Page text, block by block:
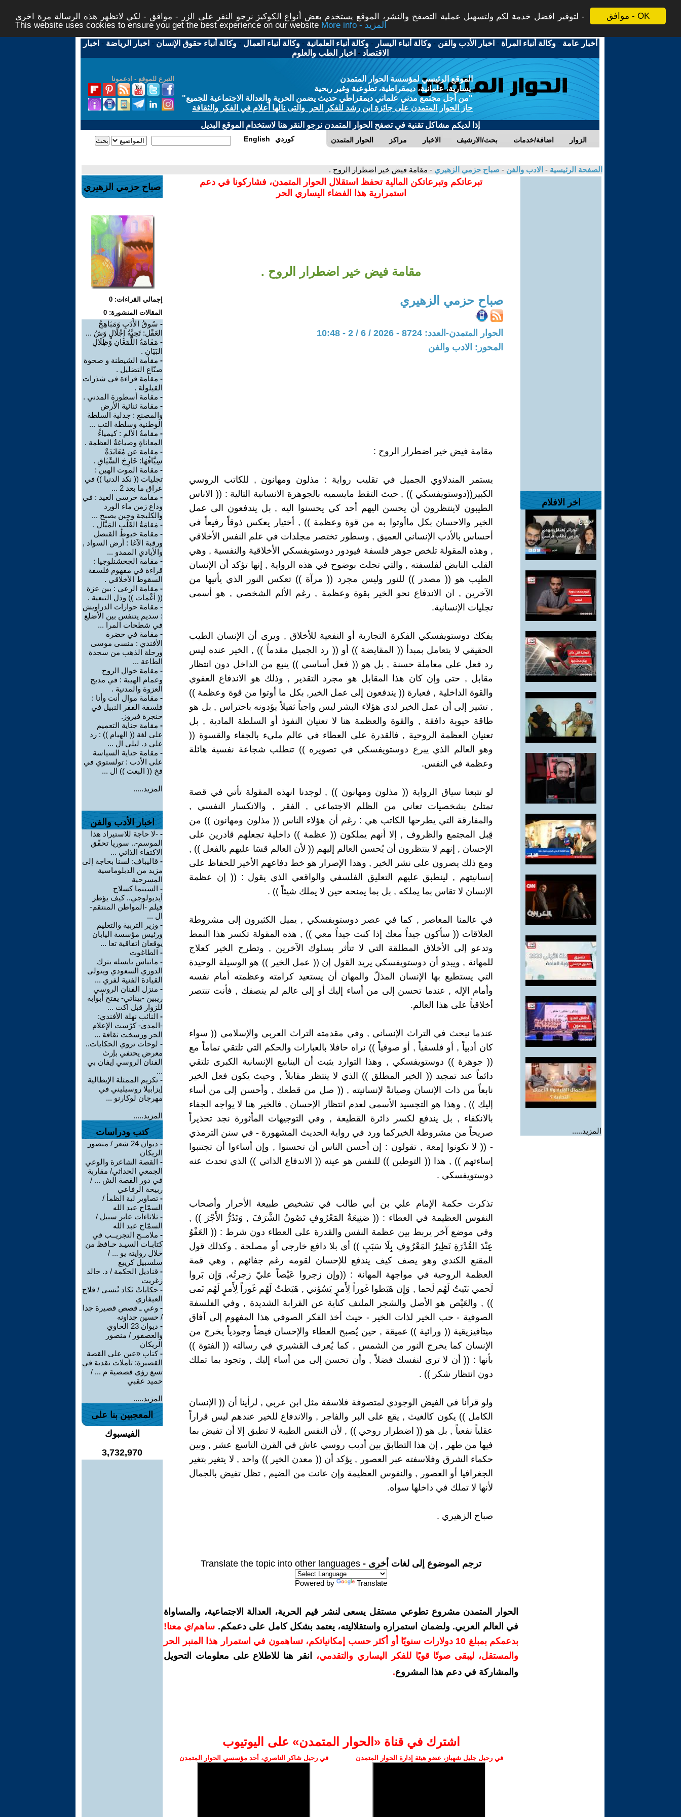
موافق - OK
لتوفير افضل خدمة لكم ولتسهيل عملية التصفح والنشر، الموقع يستخدم بعض أنواع الكوكيز نرجو النقر على الزر - موافق - لكي لاتظهر هذه الرسالة مرة اخرى -
This website uses cookies to ensure you get the best experience on our website
More info - المزيد
أخبار عامة -وكالة أنباء المرأة - اخبار الأدب والفن -وكالة أنباء اليسار -وكالة أنباء العلمانية -وكالة أنباء العمال -وكالة أنباء حقوق الإنسان - اخبار الرياضة - اخبار
الاقتصاد - اخبار الطب والعلوم
التبرع للموقع - ادعمونا
الموقع الرئيسي لمؤسسة الحوار المتمدن
يسارية، علمانية، ديمقراطية، تطوعية وغير ربحية
"من أجل مجتمع مدني علماني ديمقراطي حديث يضمن الحرية والعدالة الاجتماعية للجميع"
حاز الحوار المتمدن على جائزة ابن رشد للفكر الحر والتى نالها أعلام في الفكر والثقافة
إذا لديكم مشاكل تقنية في تصفح الحوار المتمدن نرجو النقر هنا لاستخدام الموقع البديل
الحوار المتمدن مراكز الاخبار بحث/الارشيف اضافة/خدمات الزوار English كوردي
الصفحة الرئيسية - الادب والفن - صباح حزمي الزهيري - مقامة فيض خير اضطرار الروح .
اخر الافلام
المزيد.....
تبرعاتكم وتبرعاتكن المالية تحفظ استقلال الحوار المتمدن، فشاركونا في دعم
استمرارية هذا الفضاء اليساري الحر
مقامة فيض خير اضطرار الروح .
صباح حزمي الزهيري
الحوار المتمدن-العدد: 8724 - 2026 / 6 / 2 - 10:48
المحور: الادب والفن
مقامة فيض خير اضطرار الروح :
يستمر المندلاوي الجميل في تقليب رواية : مذلون ومهانون , للكاتب الروسي
الكبير((دوستويفسكي )) , حيث التقط مايسميه بالجوهرة الانسانية التالية : (( الاناس
الطيبون لاينتظرون أن يحسن اليهم أحد كي يحسنوا اليه , بل يندفعون الى عمل
الخير والاحسان بكل ماأوتوا به من قوة وعظمة )) , أختيار يعكس ذوقاً رفيعاً في
أحساس بالأدب الإنساني العميق , وسطور تختصر مجلدات في علم النفس الأخلاقي
, وهذه المقولة تلخص جوهر فلسفة فيودور دوستويفسكي الأخلاقية والنفسية , وهي
القلب النابض لفلسفته , والتي تجلت بوضوح في هذه الرواية , إنها تؤكد أن الإنسان
الطيب هو (( مصدر )) للنور وليس مجرد (( مرآة )) تعكس النور الذي يأتيها من
الآخرين , ان الاندفاع نحو الخير بقوة وعظمة , رغم الألم الشخصي , هو أسمى
تجليات الإنسانية.
يفكك دوستويفسكي الفكرة التجارية أو النفعية للأخلاق , ويرى أن الإنسان الطيب
الحقيقي لا يتعامل بمبدأ (( المقايضة )) أو (( رد الجميل مقدماً )) , الخير عنده ليس
رد فعل على معاملة حسنة , بل هو (( فعل أساسي )) ينبع من الداخل دون انتظار
مقابل , حتى وإن كان هذا المقابل هو مجرد التقدير , وذلك هو الاندفاع العفوي
والقوة الداخلية , فعبارة (( يندفعون إلى عمل الخير, بكل ما أوتوا من قوة وعظمة ))
, تشير إلى أن عمل الخير لدى هؤلاء البشر ليس واجباً ثقيلاً يؤدونه باحتراس , بل هو
طاقة حيوية دافقة , والقوة والعظمة هنا لا تعنيان النفوذ أو السلطة المادية , بل
تعنيان العظمة الروحية , فالقدرة على العطاء في عالم مليء بالجفاء والقسوة ((
وهو العالم الذي يبرع دوستويفسكي في تصويره )) تتطلب شجاعة نفسية هائلة
وعظمة في النفس.
لو تتبعنا سياق الرواية (( مذلون ومهانون )) , لوجدنا انهذه المقولة تأتي في قصة
تمتلئ بشخصيات تعاني من الظلم الاجتماعي , الفقر , والانكسار النفسي ,
والمفارقة التي يطرحها الكاتب هي : رغم أن هؤلاء الناس (( مذلون ومهانون )) من
قِبل المجتمع والظروف , إلا أنهم يملكون (( عظمة )) داخلية تجعلهم قادرين على
الإحسان , إنهم لا ينتظرون أن يُحسن العالم إليهم (( لأن العالم قسَا عليهم بالفعل )) ,
ومع ذلك يصرون على نشر الخير , وهذا الإصرار هو خط دفاعهم الأخير للحفاظ على
إنسانيتهم , لينطبق عليهم التعليق الفلسفي والواقعي الذي يقول : (( إن عظمة
الإنسان لا تقاس بما يملكه , بل بما يمنحه حين لا يملك شيئاً )) .
في عالمنا المعاصر , كما في عصر دوستويفسكي , يميل الكثيرون إلى مشروطة
العلاقات (( سأكون جيداً معك إذا كنت جيداً معي )) , هذه المقولة تكسر هذا النمط
وتدعو إلى الأخلاق المطلقة التي لا تتأثر بسلوك الآخرين , وتطرح الخير كعلاج
للمهانة , ويبدو أن دوستويفسكي يريد القول إن (( عمل الخير )) هو الوسيلة الوحيدة
التي يستطيع بها الإنسان المذلّ والمهان أن يستعيد كرامته وعظمته أمام نفسه
وأمام الإله , عندما تحسن إلى من أساء إليك أو إلى عالم لم ينصفك , فأنت تنتصر
أخلاقياً على هذا العالم.
عندما نبحث في التراث الإنساني , وفي مقدمته التراث العربي والإسلامي (( سواء
كان أدبياً , أو فلسفياً , أو صوفياً )) نراه حافلا بالعبارات والحكم التي تلتقي تماماً مع
(( جوهرة )) دوستويفسكي , وهذا التوارد يثبت أن الينابيع الإنسانية الكبرى تلتقي
دائماً عند تمجيد (( الخير المطلق )) الذي لا ينتظر مقابلاً , وحيث يكون فعل الخير
نابعاً من ذات الإنسان وصيانةً لإنسانيته , (( صل من قطعك , وأحسن إلى من أساء
إليك )) , وهذا هو التجسيد الأسمى لعدم انتظار الإحسان , فالخير هنا لا يواجه الجفاء
بالانكفاء , بل يندفع لكسر دائرة القطيعة , وفي التوجيهات المأثورة نجد تحذيراً
صريحاً من مشروطة الخيركما ورد في رواية الحديث المشهورة - في سنن الترمذي
- (( لا تكونوا إمعة , تقولون : إن أحسن الناس أن تحسنوا , وإن أساءوا أن تجتنبوا
إساءتهم )) , هذا (( التوطين )) للنفس هو عينه (( الاندفاع الذاتي )) الذي تحدث عنه
دوستويفسكي .
تذكرت حكمة الإمام علي بن أبي طالب في تشخيص طبيعة الأحرار وأصحاب
النفوس العظيمة في العطاء : (( صَنِيعَةُ المَعْرُوفِ تَصُونُ الشَّرَفَ , وَتَدُرُّ الأَجْرَ )) ,
وفي موضع آخر يربط بين عظمة النفس والقدرة على العطاء دون شرط : (( العَفْوُ
عِنْدَ القُدْرَةِ نَظِيرُ المَعْرُوفِ بِلَا سَبَبٍ )) أي بلا دافع خارجي أو مصلحة , وكذلك قول
المقنع الكندي وهو يصف كيف يندفع للإحسان لقومه رغم جفائهم , وهي قمة
العظمة الروحية في مواجهة المهانة : ((وإن زجروا عَيْصاً عليّ زجرتُه, وَإِن بَروا
لَحمي بَنَيتُ لَهُم لَحما , وَإِن هَبَطوا غَوراً لِأَمرٍ يَسُؤني , هَبَطتُ لَهُم غَوراً لِأَمرٍ لَهُم نَمى
)) , والعَيْص هو الأصل والشجر الملتف كناية عن القرابة الشديدة , وفي الفلسفة
الصوفية - حب الخير لذات الخير - حيث أخذ الفكر الصوفي هذا المفهوم إلى آفاق
ميتافيزيقية (( ورائية )) عميقة , حين يُصبح العطاء والإحسان فيضاً وجودياً يخرج من
الإنسان كما يخرج النور من الشمس , كما يُعرف القشيري في رسالته (( الفتوة ))
بأنها : (( أن لا ترى لنفسك فضلاً , وأن تحسن إلى من أساء إليك , وتجود بما تملك
دون انتظار شكر )) .
ولو قرأنا في الفيض الوجودي لمتصوفة فلاسفة مثل ابن عربي , لرأينا أن (( الإنسان
الكامل )) يكون كالغيث , يقع على البر والفاجر , والاندفاع للخير عندهم ليس قراراً
عقلياً نفعياً , بل هو (( اضطرار روحي )) , لأن النفس الطيبة لا تطيق إلا أن تفيض بما
فيها من طهر , إن هذا التطابق بين أديب روسي عاش في القرن التاسع عشر , وبين
حكماء الشرق وفلاسفته عبر العصور , يؤكد أن (( معدن الخير )) واحد , لا يتغير بتغير
الجغرافيا أو العصور , والنفوس العظيمة وإن عانت من الضيم , تظل تفيض بالجمال
لأنها لا تملك في داخلها سواه.
صباح الزهيري .
ترجم الموضوع إلى لغات أخرى - Translate the topic into other languages
Powered by Translate
الحوار المتمدن مشروع تطوعي مستقل يسعى لنشر قيم الحرية، العدالة الاجتماعية، والمساواة
في العالم العربي. ولضمان استمراره واستقلاليته، يعتمد بشكل كامل على دعمكم. ساهم/ي معنا!
بدعمكم بمبلغ 10 دولارات سنويًا أو أكثر حسب إمكانياتكم، تساهمون في استمرار هذا المنبر الحر
والمستقل، ليبقى صوتًا قويًا للفكر اليساري والتقدمي،
انقر هنا للاطلاع على معلومات التحويل
والمشاركة في دعم هذا المشروع.
اشترك في قناة ‫«الحوار المتمدن» على اليوتيوب
في رحيل جليل شهباز، عضو هيئة إدارة الحوار المتمدن في رحيل شاكر الناصري، أحد مؤسسي الحوار المتمدن
صباح حزمي الزهيري
إجمالي القراءات: 0
المقالات المنشورة: 0
- سُوقُ الأَدَبِ وَمَبَاهِجُ
العَقْل: تَحِيَّةُ إِجْلَالٍ وَشُ ...
- مَقَامَةُ اللَّمَعَانِ وَظِلَالِ
البَيَانِ .
- مقامة الشيطنة و صحوة
صنّاع التضليل .
- مقامة قراءة في شذرات
القيلولة .
- مقامة أسطورة المدني .
- مقامة ثنائية الأرض
والمصنع : جدلية السلطة
الوطنية وسلطة التب ...
- مقامةُ الألم : كيمياءُ
المعاناةِ وصياغةُ العظمة .
- مقامة عن مُعَايَدَةٌ
سِيَّاقُهَا: خَارِجَ السِّيَاقِ .
- مقامة الموت الهين :
تجليات (( نكد الدنيا )) في
عراق ما بعد 2 ...
- مقامة خرسى العيد : في
وداع زمن ماء الورد
والكليجة وحين يصبح ...
- مَقامَةُ القَلْبِ المَيَّال .
- مقامة خيوط القنصل
ورقبة الآغا : أرض السواد ,
والأيادي الممدو ...
- مقامة الجحشنلوجيا :
قراءة في مفهوم فلسفة
السقوط الأخلاقي .
- مقامة الرعي : بين عزة
(( أغْمات )) وذل التبعية .
- مقامة حوارات الدراويش
: سديم يتنفس بين الأضلع
في شطحات المرا ...
- مقامة في حضرة
الأفندي : منسى موسى
ورحلة الذهب من سجدة
الطاعة ...
- مقامة خوال الروح
وعمام الهيبة : في مديح
العزوة والمدنية .
- مقامة موال أنت وأنا :
فلسفة الفقر النبيل في
حنجرة فيروز.
- مقامة جناية التعميم
على لغة (( الهيام )) : رد
على د. ليلى ال ...
- مقامة جناية السياسة
على الأدب : تولستوي في
فخ (( البعث )) ال ...
المزيد.....
اخبار الأدب والفن
- -لا حاجة للاستيراد هذا
الموسم-.. سوريا تحقّق
الاكتفاء الذاتي ...
- قاليباف: لسنا بحاجة إلى
مزيد من الدبلوماسية
المسرحية
- السينما كسلاح
أيديولوجي.. كيف يؤطر
فيلم -المواطن المنتقم-
ال ...
- وزير التربية والتعليم
ورئيس مؤسسة اليابان
يوقعان اتفاقية تعا ...
- الطاغوت
- ماتياس يايسله يترك
الدوري السعودي ويتولى
القيادة الفنية لفري ...
- منزل الفنان الروسي
ريبين -بيناتي- يفتح أبوابه
للزوار قبل اكت ...
- النائب نهلة الأفندي:
-المدى- كرّست الإعلام
الحر ورسخت ثقافة ...
- لوحات تروي الحكايات..
معرض يحتفي بإرث
الفنان الروسي إيفان بي
...
- تكريم الممثلة الإيطالية
إيزابيلا روسيليني في
مهرجان لوكارنو ...
المزيد.....
كتب ودراسات
-
ديوان 24 شعر / منصور
الريكان
- القصة الشاعرة والوعي
الجمعي الحداثي/ مقاربة
في دور القصة الش ... /
ربيحة الرفاعي
- تصاوير لية الظمأ /
السمّاح عبد الله
- ثلاثاءات عابر سبيل /
السمّاح عبد الله
- ملامــح التجريــب في
كتابـات السيـد حـافظ من
خلال روايته يو ... /
سلسبيل كريبع
- قناديل الحكمة / د. خالد
زغريت
- حكاياتْ تَكاد تُنسى / فلاح
العيفاري
- وعي ـ قصص قصيرة جدا
/ حسين جداونه
-
ديوان 23 الحاوي
والعصفور / منصور
الريكان
-كتاب «عين على القصة
القصيرة: تأملات نقدية في
تسع رؤى قصصية م ... /
حميد عقبي
المزيد.....
المعجبين بنا على
الفيسبوك
3,732,970